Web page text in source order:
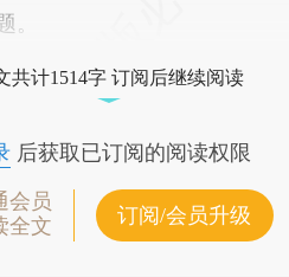
。
共计1514字 订阅后继续阅读
后获取已订阅的阅读权限
会员
全文
订阅/会员升级